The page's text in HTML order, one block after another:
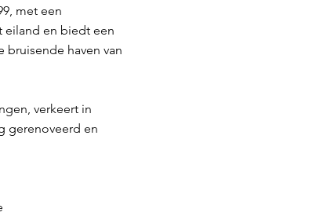
met een
eiland en biedt een
haven van
verkeert in
gerenoveerd en